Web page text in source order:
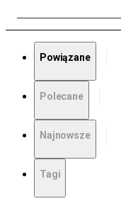
Powiązane
Polecane
Najnowsze
Tagi